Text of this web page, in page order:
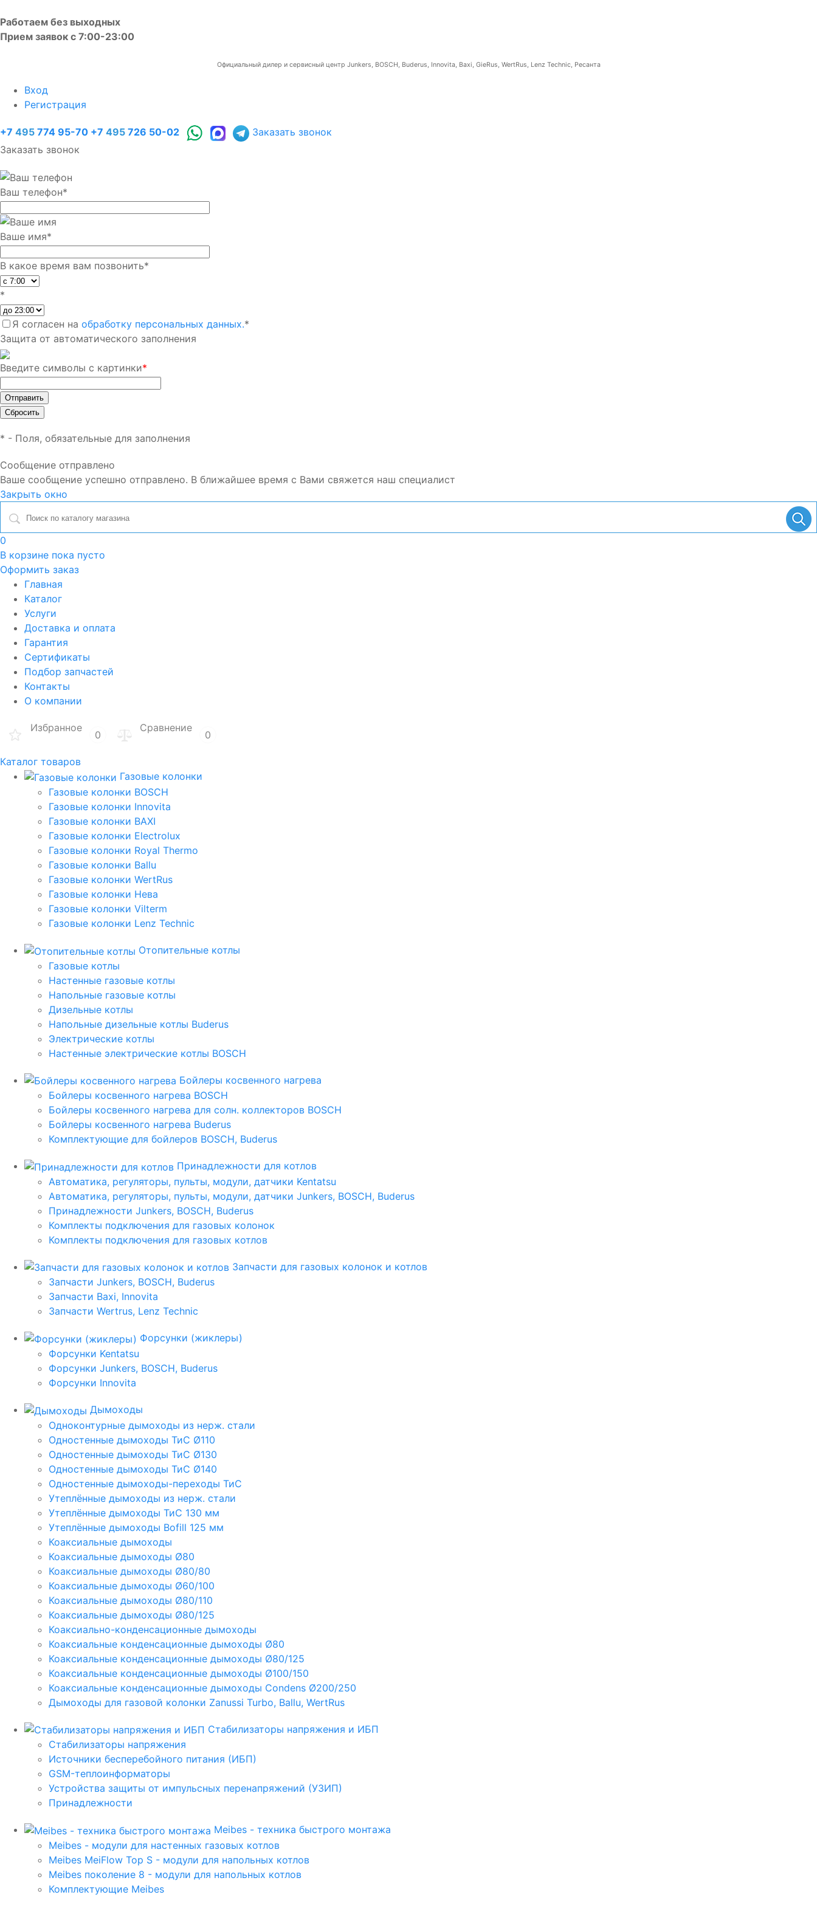
Работаем без выходных
Прием заявок с 7:00-23:00
Официальный дилер и сервисный центр Junkers, BOSCH, Buderus, Innovita, Baxi, GieRus, WertRus, Lenz Technic, Ресанта
Вход
Регистрация
+7 495 774 95-70 +7 495 726 50-02
Заказать звонок
Заказать звонок
Ваш телефон*
Ваше имя*
В какое время вам позвонить*
*
Я согласен на обработку персональных данных.*
Защита от автоматического заполнения
Введите символы с картинки*
* - Поля, обязательные для заполнения
Сообщение отправлено
Ваше сообщение успешно отправлено. В ближайшее время с Вами свяжется наш специалист
Закрыть окно
0
В корзине пока пусто
Оформить заказ
Главная
Каталог
Услуги
Доставка и оплата
Гарантия
Сертификаты
Подбор запчастей
Контакты
О компании
Избранное
0
Сравнение
0
Каталог товаров
Газовые колонки
Газовые колонки BOSCH
Газовые колонки Innovita
Газовые колонки BAXI
Газовые колонки Electrolux
Газовые колонки Royal Thermo
Газовые колонки Ballu
Газовые колонки WertRus
Газовые колонки Нева
Газовые колонки Vilterm
Газовые колонки Lenz Technic
Отопительные котлы
Газовые котлы
Настенные газовые котлы
Напольные газовые котлы
Дизельные котлы
Напольные дизельные котлы Buderus
Электрические котлы
Настенные электрические котлы BOSCH
Бойлеры косвенного нагрева
Бойлеры косвенного нагрева BOSCH
Бойлеры косвенного нагрева для солн. коллекторов BOSCH
Бойлеры косвенного нагрева Buderus
Комплектующие для бойлеров BOSCH, Buderus
Принадлежности для котлов
Автоматика, регуляторы, пульты, модули, датчики Kentatsu
Автоматика, регуляторы, пульты, модули, датчики Junkers, BOSCH, Buderus
Принадлежности Junkers, BOSCH, Buderus
Комплекты подключения для газовых колонок
Комплекты подключения для газовых котлов
Запчасти для газовых колонок и котлов
Запчасти Junkers, BOSCH, Buderus
Запчасти Baxi, Innovita
Запчасти Wertrus, Lenz Technic
Форсунки (жиклеры)
Форсунки Kentatsu
Форсунки Junkers, BOSCH, Buderus
Форсунки Innovita
Дымоходы
Одноконтурные дымоходы из нерж. стали
Одностенные дымоходы ТиС Ø110
Одностенные дымоходы ТиС Ø130
Одностенные дымоходы ТиС Ø140
Одностенные дымоходы-переходы ТиС
Утеплённые дымоходы из нерж. стали
Утеплённые дымоходы ТиС 130 мм
Утеплённые дымоходы Bofill 125 мм
Коаксиальные дымоходы
Коаксиальные дымоходы Ø80
Коаксиальные дымоходы Ø80/80
Коаксиальные дымоходы Ø60/100
Коаксиальные дымоходы Ø80/110
Коаксиальные дымоходы Ø80/125
Коаксиально-конденсационные дымоходы
Коаксиальные конденсационные дымоходы Ø80
Коаксиальные конденсационные дымоходы Ø80/125
Коаксиальные конденсационные дымоходы Ø100/150
Коаксиальные конденсационные дымоходы Condens Ø200/250
Дымоходы для газовой колонки Zanussi Turbo, Ballu, WertRus
Стабилизаторы напряжения и ИБП
Стабилизаторы напряжения
Источники бесперебойного питания (ИБП)
GSM-теплоинформаторы
Устройства защиты от импульсных перенапряжений (УЗИП)
Принадлежности
Meibes - техника быстрого монтажа
Meibes - модули для настенных газовых котлов
Meibes MeiFlow Top S - модули для напольных котлов
Meibes поколение 8 - модули для напольных котлов
Комплектующие Meibes